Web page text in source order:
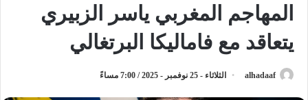
المهاجم المغربي ياسر الزبيري
يتعاقد مع فاماليكا البرتغالي
alhadaaf الثلاثاء - 25 نوفمبر - 2025 / 7:00 مساءً